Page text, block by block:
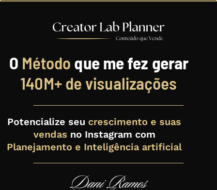
O Método que me fez gerar
140M+ de visualizações
Potencialize seu crescimento e suas
vendas no Instagram com
Planejamento e Inteligência artificial